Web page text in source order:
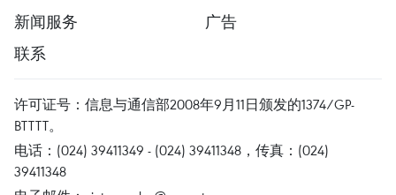
新闻服务
广告
联系
许可证号：信息与通信部2008年9月11日颁发的1374/GP-
BTTTT。
电话：(024) 39411349 - (024) 39411348，传真：(024)
39411348